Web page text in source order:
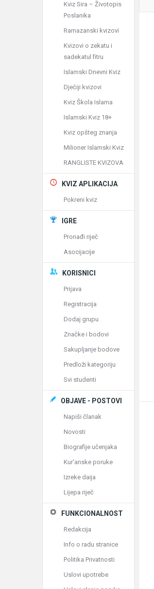
Kviz Sira – Životopis
Poslanika
Ramazanski kvizovi
Kvizovi o zekatu i
sadekatul fitru
Islamski Dnevni Kviz
Dječiji kvizovi
Kviz Škola Islama
Islamski Kviz 18+
Kviz opšteg znanja
Milioner Islamski Kviz
RANGLISTE KVIZOVA
KVIZ APLIKACIJA
Pokreni kviz
IGRE
Pronađi riječ
Asocijacije
KORISNICI
Prijava
Registracija
Dodaj grupu
Značke i bodovi
Sakupljanje bodove
Predloži kategoriju
Svi studenti
OBJAVE - POSTOVI
Napiši članak
Novosti
Biografije učenjaka
Kur'anske poruke
Izreke daija
Lijepa riječ
FUNKCIONALNOST
Redakcija
Info o radu stranice
Politika Privatnosti
Uslovi upotrebe